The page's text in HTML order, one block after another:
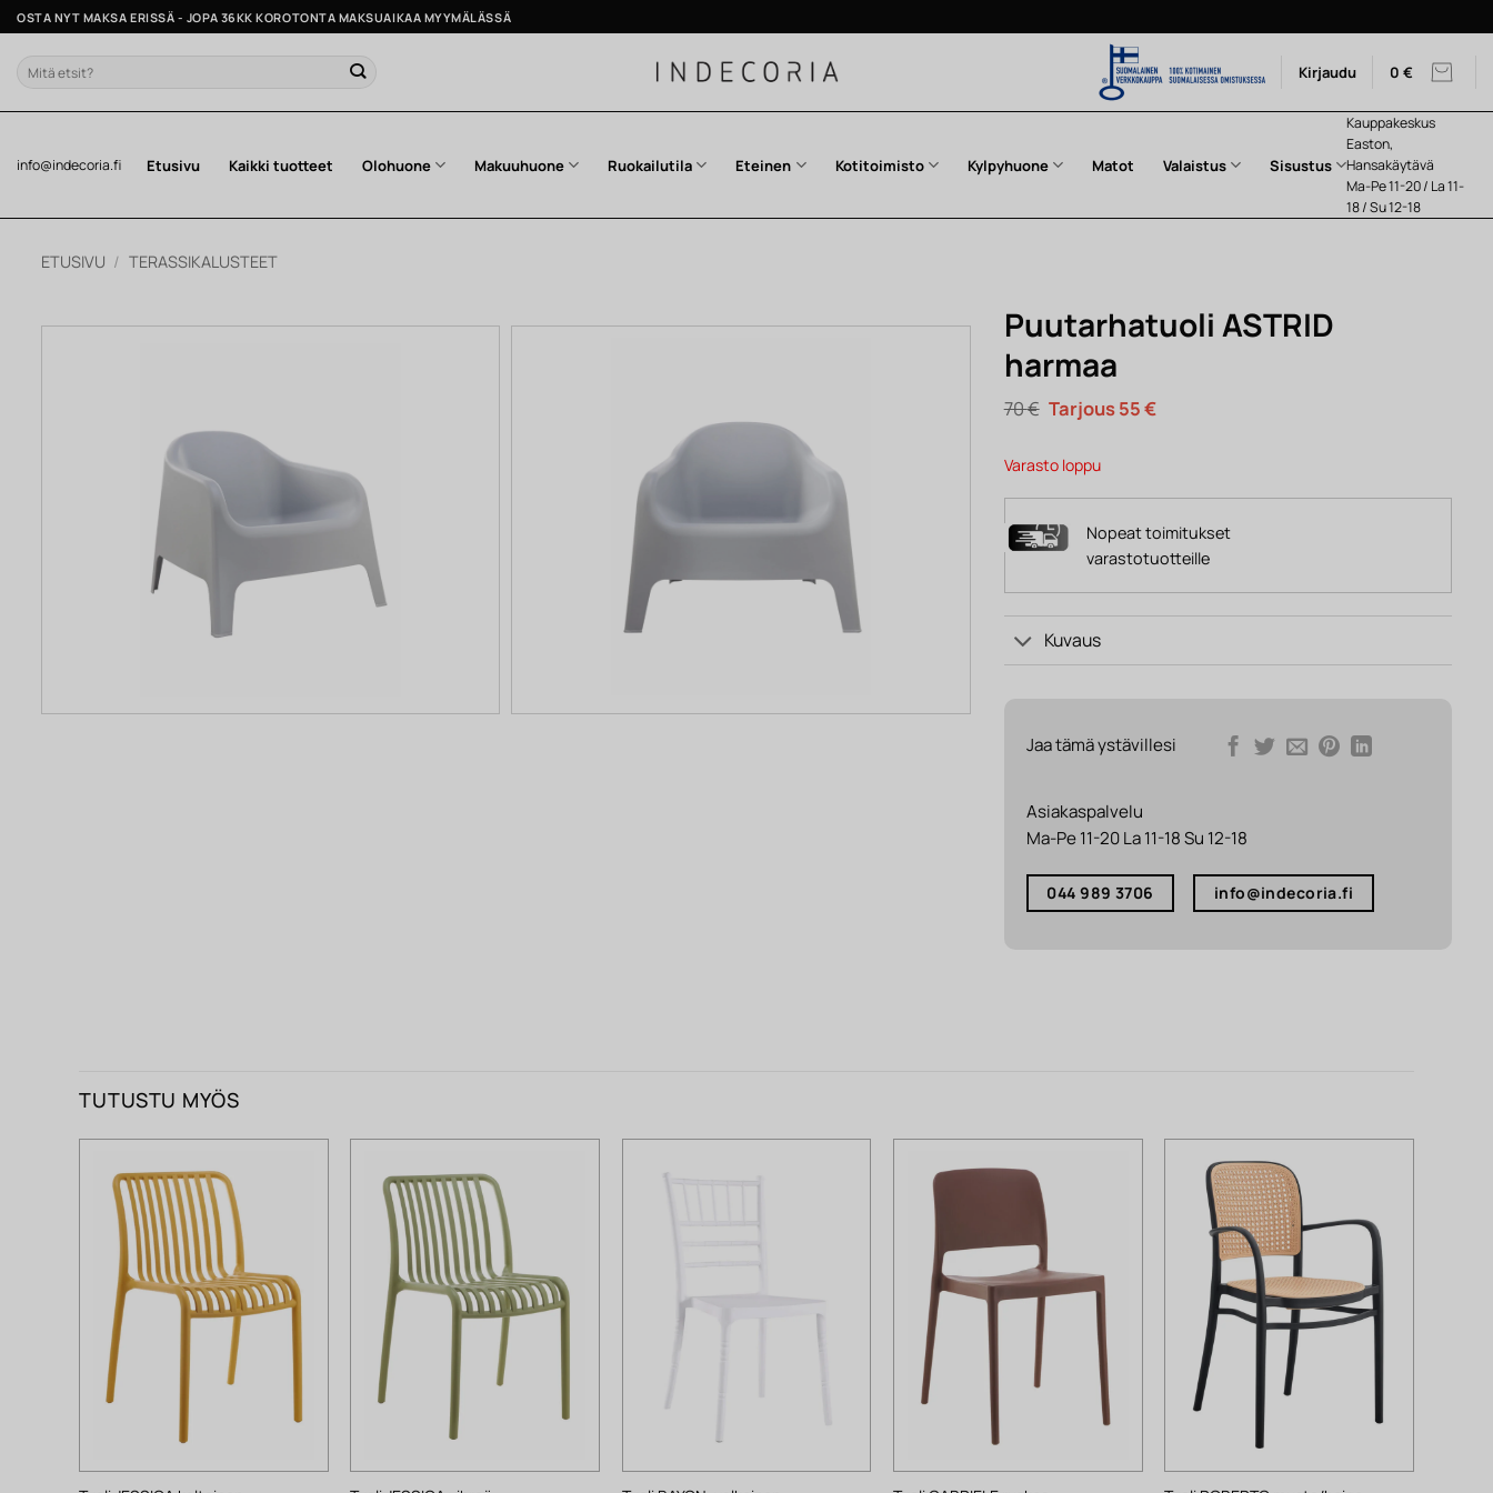
Skip
to
content
OSTA NYT MAKSA ERISSÄ - JOPA 36KK KOROTONTA MAKSUAIKAA MYYMÄLÄSSÄ
Etsi: Kirjaudu 0 €
info@indecoria.fi Etusivu Kaikki tuotteet Olohuone Makuuhuone Ruokailutila Eteinen Kotitoimisto Kylpyhuone Matot Valaistus Sisustus
Kauppakeskus
Easton,
Hansakäytävä
Ma-Pe 11-20 / La 11-
18 / Su 12-18
ETUSIVU / TERASSIKALUSTEET
Puutarhatuoli ASTRID
harmaa
70€ Alkuperäinen
hinta
70 €.
55€Nykyinen
Varasto loppu
Nopeat toimitukset
varastotuotteille
Kuvaus
Jaa tämä ystävillesi
Asiakaspalvelu
Ma-Pe 11-20 La 11-18 Su 12-18
044 989 3706 info@indecoria.fi
TUTUSTU MYÖS